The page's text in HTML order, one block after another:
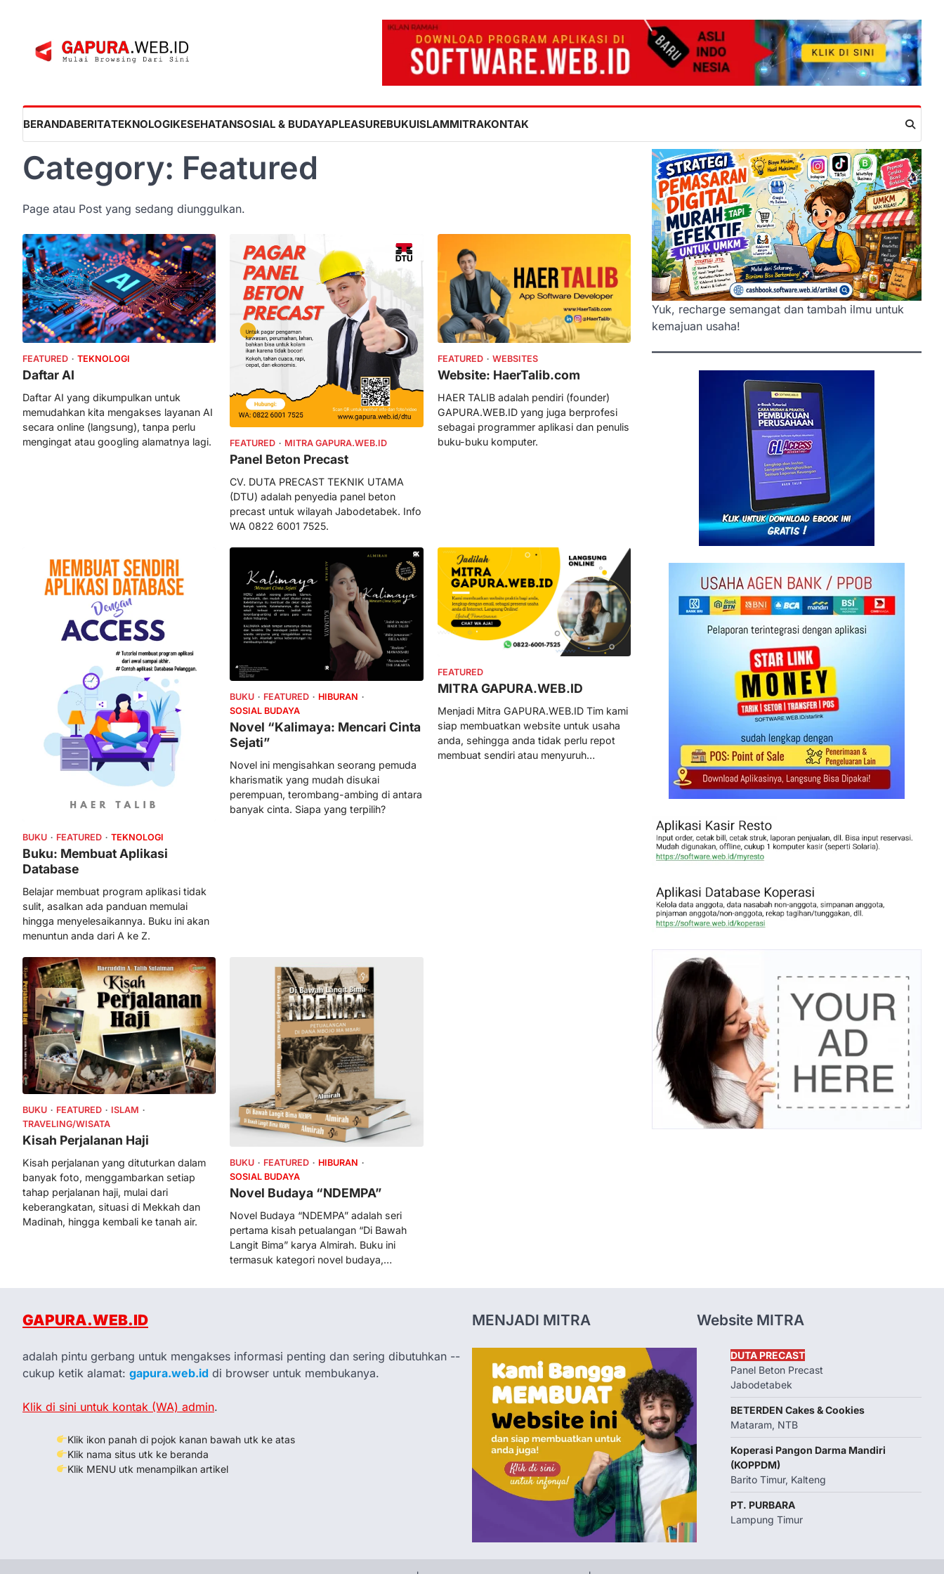
BERANDABERITATEKNOLOGIKESEHATANSOSIAL & BUDAYAPLEASUREBUKUISLAMMITRAKONTAK
Category: Featured
Page atau Post yang sedang diunggulkan.
FEATURED TEKNOLOGI
Daftar AI
Daftar AI yang dikumpulkan untuk
memudahkan kita mengakses layanan AI
secara online (langsung), tanpa perlu
mengingat atau googling alamatnya lagi.
FEATURED MITRA GAPURA.WEB.ID
Panel Beton Precast
CV. DUTA PRECAST TEKNIK UTAMA
(DTU) adalah penyedia panel beton
precast untuk wilayah Jabodetabek. Info
WA 0822 6001 7525.
FEATURED WEBSITES
Website: HaerTalib.com
HAER TALIB adalah pendiri (founder)
GAPURA.WEB.ID yang juga berprofesi
sebagai programmer aplikasi dan penulis
buku-buku komputer.
BUKU FEATURED TEKNOLOGI
Buku: Membuat Aplikasi
Database
Belajar membuat program aplikasi tidak
sulit, asalkan ada panduan memulai
hingga menyelesaikannya. Buku ini akan
menuntun anda dari A ke Z.
BUKU FEATURED
HIBURAN
SOSIAL BUDAYA
Novel “Kalimaya: Mencari Cinta
Sejati”
Novel ini mengisahkan seorang pemuda
kharismatik yang mudah disukai
perempuan, terombang-ambing di antara
banyak cinta. Siapa yang terpilih?
FEATURED
MITRA GAPURA.WEB.ID
Menjadi Mitra GAPURA.WEB.ID Tim kami
siap membuatkan website untuk usaha
anda, sehingga anda tidak perlu repot
membuat sendiri atau menyuruh…
BUKU FEATURED
ISLAM
TRAVELING/WISATA
Kisah Perjalanan Haji
Kisah perjalanan yang dituturkan dalam
banyak foto, menggambarkan setiap
tahap perjalanan haji, mulai dari
keberangkatan, situasi di Mekkah dan
Madinah, hingga kembali ke tanah air.
BUKU FEATURED
HIBURAN
SOSIAL BUDAYA
Novel Budaya “NDEMPA”
Novel Budaya “NDEMPA” adalah seri
pertama kisah petualangan “Di Bawah
Langit Bima” karya Almirah. Buku ini
termasuk kategori novel budaya,…
Yuk, recharge semangat dan tambah ilmu untuk
kemajuan usaha!
GAPURA.WEB.ID
adalah pintu gerbang untuk mengakses informasi penting dan sering dibutuhkan --
cukup ketik alamat: gapura.web.id di browser untuk membukanya.
Klik di sini untuk kontak (WA) admin.
Klik ikon panah di pojok kanan bawah utk ke atas
Klik nama situs utk ke beranda
Klik MENU utk menampilkan artikel
MENJADI MITRA Website MITRA
DUTA PRECAST
Panel Beton Precast
Jabodetabek
BETERDEN Cakes & Cookies
Mataram, NTB
Koperasi Pangon Darma Mandiri
(KOPPDM)
Barito Timur, Kalteng
PT. PURBARA
Lampung Timur